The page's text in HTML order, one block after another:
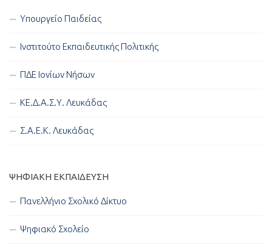
Υπουργείο Παιδείας
Ινστιτούτο Εκπαιδευτικής Πολιτικής
ΠΔΕ Ιονίων Νήσων
ΚΕ.Δ.Α.Σ.Υ. Λευκάδας
Σ.Α.Ε.Κ. Λευκάδας
ΨΗΦΙΑΚΉ ΕΚΠΑΊΔΕΥΣΗ
Πανελλήνιο Σχολικό Δίκτυο
Ψηφιακό Σχολείο